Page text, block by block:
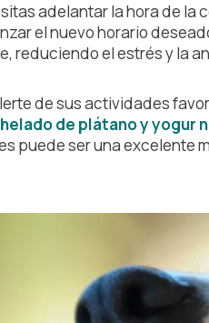
adelantar la hora de la
el nuevo horario
reduciendo el estrés y la
de sus actividades
helado de plátano y yogur
puede ser una excelente